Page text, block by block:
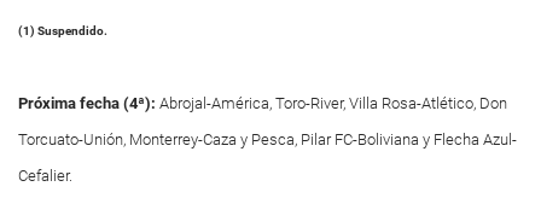
(1) Suspendido.
Próxima fecha (4ª): Abrojal-América, Toro-River, Villa Rosa-Atlético, Don
Torcuato-Unión, Monterrey-Caza y Pesca, Pilar FC-Boliviana y Flecha Azul-
Cefalier.